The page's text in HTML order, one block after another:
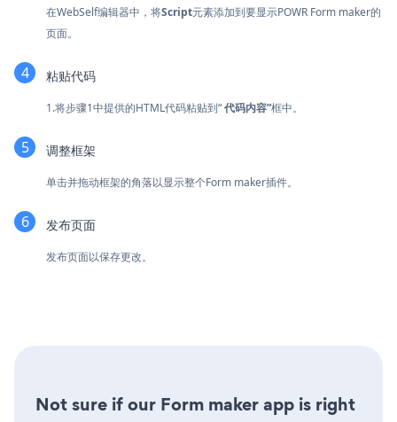
在WebSelf编辑器中，将Script元素添加到要显示POWR Form maker的
页面。
粘贴代码
1.将步骤1中提供的HTML代码粘贴到“代码内容”框中。
调整框架
单击并拖动框架的角落以显示整个Form maker插件。
发布页面
发布页面以保存更改。
Not sure if our Form maker app is right